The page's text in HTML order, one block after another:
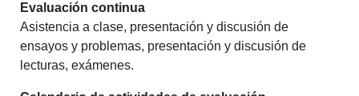
Evaluación continua
Asistencia a clase, presentación y discusión de
ensayos y problemas, presentación y discusión de
lecturas, exámenes.